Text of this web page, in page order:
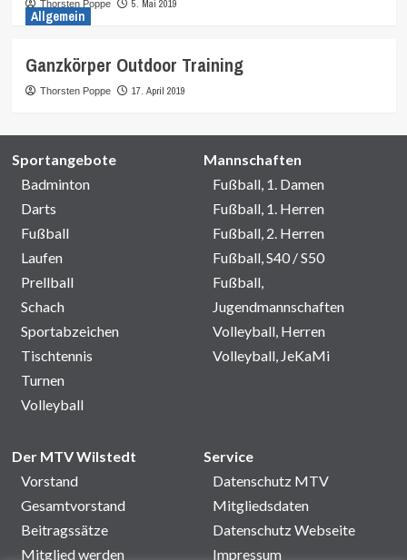
Thorsten Poppe 5. Mai 2019
Allgemein
Ganzkörper Outdoor Training
Thorsten Poppe 17. April 2019
Sportangebote
Badminton
Darts
Fußball
Laufen
Prellball
Schach
Sportabzeichen
Tischtennis
Turnen
Volleyball
Mannschaften
Fußball, 1. Damen
Fußball, 1. Herren
Fußball, 2. Herren
Fußball, S40 / S50
Fußball,
Jugendmannschaften
Volleyball, Herren
Volleyball, JeKaMi
Der MTV Wilstedt
Vorstand
Gesamtvorstand
Beitragssätze
Mitglied werden
Service
Datenschutz MTV
Mitgliedsdaten
Datenschutz Webseite
Impressum